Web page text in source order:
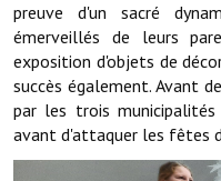
Actions et projets
Projets et travaux en
Procès verbaux des
preuve d'un sacré
émerveillés de leurs
exposition d'objets de
succès également. Avant
par les trois
avant d'attaquer les fêtes